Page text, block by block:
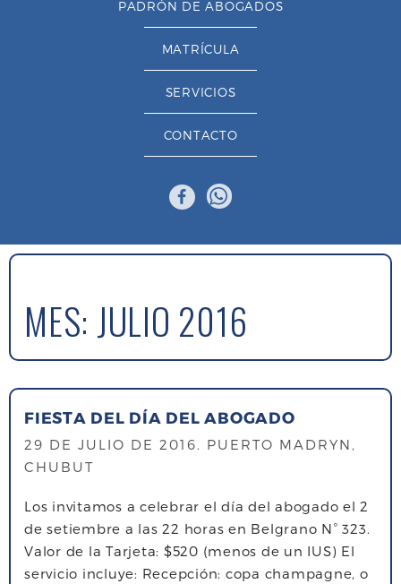
PADRÓN DE ABOGADOS
MATRÍCULA
SERVICIOS
CONTACTO
MES: JULIO 2016
FIESTA DEL DÍA DEL ABOGADO
29 DE JULIO DE 2016. PUERTO MADRYN,
CHUBUT
Los invitamos a celebrar el día del abogado el 2
de setiembre a las 22 horas en Belgrano N° 323.
Valor de la Tarjeta: $520 (menos de un IUS) El
servicio incluye: Recepción: copa champagne, o